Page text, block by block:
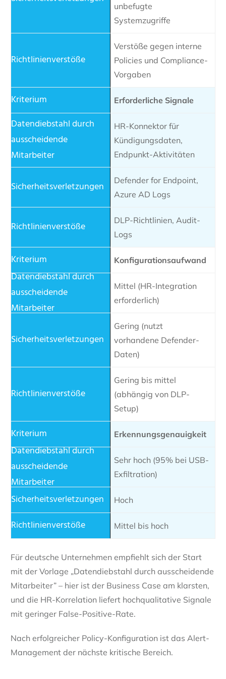
unbefugte
Systemzugriffe
Verstöße gegen interne
Policies und Compliance-
Vorgaben
Erforderliche Signale
HR-Konnektor für
Kündigungsdaten,
Endpunkt-Aktivitäten
Defender for Endpoint,
Azure AD Logs
DLP-Richtlinien, Audit-
Logs
Konfigurationsaufwand
Mittel (HR-Integration
erforderlich)
Gering (nutzt
vorhandene Defender-
Daten)
Gering bis mittel
(abhängig von DLP-
Setup)
Erkennungsgenauigkeit
Sehr hoch (95% bei USB-
Exfiltration)
Hoch
Mittel bis hoch
Für deutsche Unternehmen empfiehlt sich der Start
mit der Vorlage „Datendiebstahl durch ausscheidende
Mitarbeiter” – hier ist der Business Case am klarsten,
und die HR-Korrelation liefert hochqualitative Signale
mit geringer False-Positive-Rate.
Nach erfolgreicher Policy-Konfiguration ist das Alert-
Management der nächste kritische Bereich.